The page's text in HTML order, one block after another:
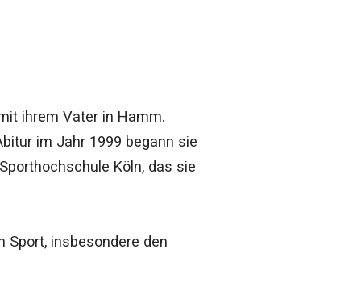
ihrem Vater in Hamm.
im Jahr 1999 begann sie
Köln, das sie
insbesondere den